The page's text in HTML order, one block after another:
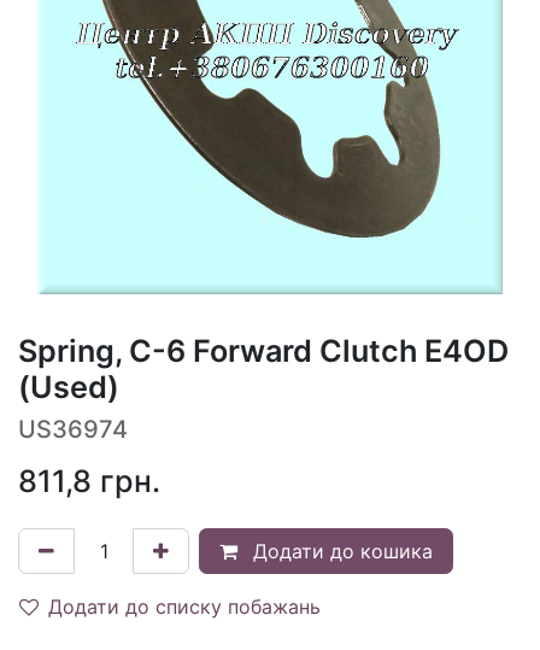
Spring, C-6 Forward Clutch E4OD
(Used)
US36974
811,8 грн.
Додати до кошика
Додати до списку побажань